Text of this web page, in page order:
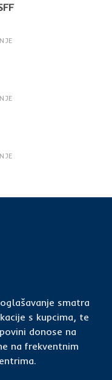
smatra
s kupcima, te
donose na
na frekventnim